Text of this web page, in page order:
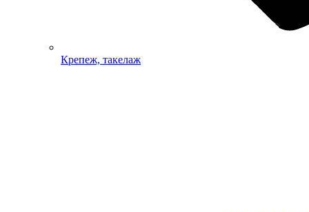
Крепеж, такелаж